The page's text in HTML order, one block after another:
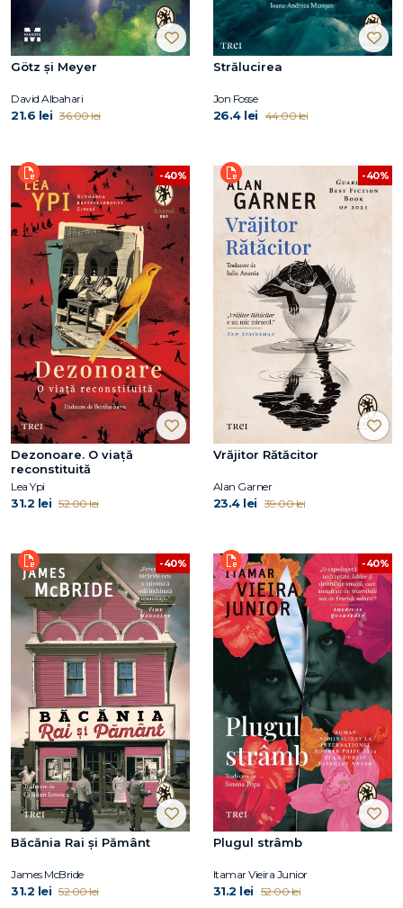
Götz și Meyer
David Albahari
21.6 lei 36.00 lei
Strălucirea
Jon Fosse
26.4 lei 44.00 lei
-40%
Dezonoare. O viață
reconstituită
Lea Ypi
31.2 lei 52.00 lei
-40%
Vrăjitor Rătăcitor
Alan Garner
23.4 lei 39.00 lei
-40%
Băcănia Rai și Pământ
James McBride
31.2 lei 52.00 lei
-40%
Plugul strâmb
Itamar Vieira Junior
31.2 lei 52.00 lei